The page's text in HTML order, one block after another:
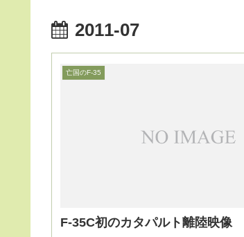
2011-07
亡国のF-35
F-35C初のカタパルト離陸映像